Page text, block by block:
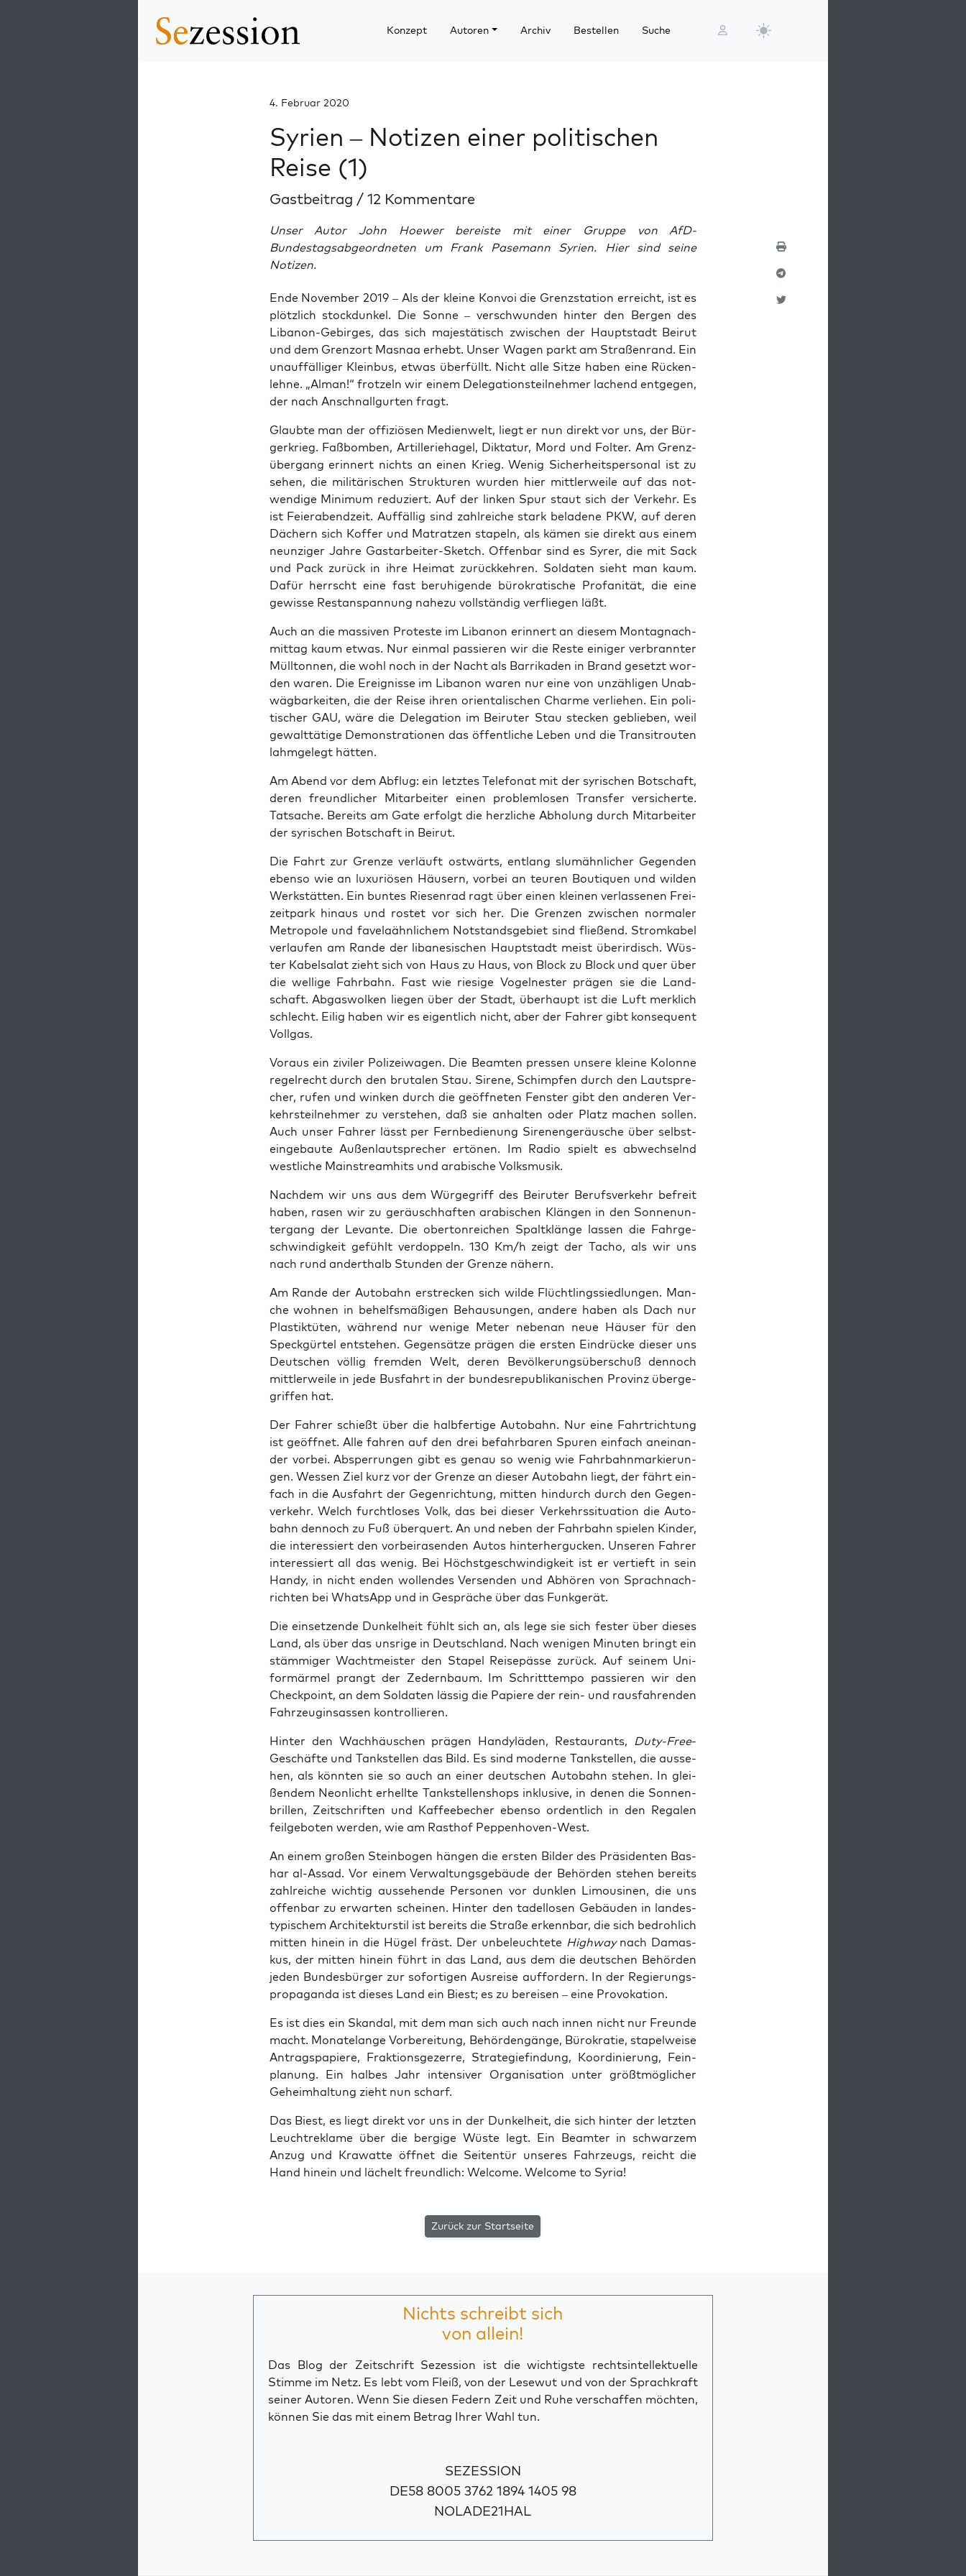
Konzept Autoren Archiv Bestellen Suche
4. Februar 2020
Syrien – Notizen einer politischen
Reise (1)
Gastbeitrag / 12 Kommentare
Unser Autor John Hoewer bereiste mit einer Gruppe von AfD-
Bundestagsabgeordneten um Frank Pasemann Syrien. Hier sind seine
Notizen.
Ende Novem­ber 2019 – Als der klei­ne Kon­voi die Grenz­sta­ti­on erreicht, ist es
plötz­lich stock­dun­kel. Die Son­ne – ver­schwun­den hin­ter den Ber­gen des
Liba­non-Gebir­ges, das sich majes­tä­tisch zwi­schen der Haupt­stadt Bei­rut
und dem Grenz­ort Mas­naa erhebt. Unser Wagen parkt am Stra­ßen­rand. Ein
unauf­fäl­li­ger Klein­bus, etwas über­füllt. Nicht alle Sit­ze haben eine Rücken­
leh­ne. „Alman!“ frot­zeln wir einem Dele­ga­ti­ons­teil­neh­mer lachend ent­ge­gen,
der nach Anschnall­gur­ten fragt.
Glaub­te man der offi­ziö­sen Medi­en­welt, liegt er nun direkt vor uns, der Bür­
ger­krieg. Faß­bom­ben, Artil­le­rie­ha­gel, Dik­ta­tur, Mord und Fol­ter. Am Grenz­
über­gang erin­nert nichts an einen Krieg. Wenig Sicher­heits­per­so­nal ist zu
sehen, die mili­tä­ri­schen Struk­tu­ren wur­den hier mitt­ler­wei­le auf das not­
wen­di­ge Mini­mum redu­ziert. Auf der lin­ken Spur staut sich der Ver­kehr. Es
ist Fei­er­abend­zeit. Auf­fäl­lig sind zahl­rei­che stark bela­de­ne PKW, auf deren
Dächern sich Kof­fer und Matrat­zen sta­peln, als kämen sie direkt aus einem
neun­zi­ger Jah­re Gast­ar­bei­ter-Sketch. Offen­bar sind es Syrer, die mit Sack
und Pack zurück in ihre Hei­mat zurück­keh­ren. Sol­da­ten sieht man kaum.
Dafür herrscht eine fast beru­hi­gen­de büro­kra­ti­sche Pro­fa­ni­tät, die eine
gewis­se Rest­an­span­nung nahe­zu voll­stän­dig ver­flie­gen läßt.
Auch an die mas­si­ven Pro­tes­te im Liba­non erin­nert an die­sem Mon­tag­nach­
mit­tag kaum etwas. Nur ein­mal pas­sie­ren wir die Res­te eini­ger ver­brann­ter
Müll­ton­nen, die wohl noch in der Nacht als Bar­ri­ka­den in Brand gesetzt wor­
den waren. Die Ereig­nis­se im Liba­non waren nur eine von unzäh­li­gen Unab­
wäg­bar­kei­ten, die der Rei­se ihren ori­en­ta­li­schen Charme ver­lie­hen. Ein poli­
ti­scher GAU, wäre die Dele­ga­ti­on im Bei­ru­ter Stau ste­cken geblie­ben, weil
gewalt­tä­ti­ge Demons­tra­tio­nen das öffent­li­che Leben und die Tran­sit­rou­ten
lahm­ge­legt hätten.
Am Abend vor dem Abflug: ein letz­tes Tele­fo­nat mit der syri­schen Bot­schaft,
deren freund­li­cher Mit­ar­bei­ter einen pro­blem­lo­sen Trans­fer ver­si­cher­te.
Tat­sa­che. Bereits am Gate erfolgt die herz­li­che Abho­lung durch Mit­ar­bei­ter
der syri­schen Bot­schaft in Beirut.
Die Fahrt zur Gren­ze ver­läuft ost­wärts, ent­lang slu­m­ähn­li­cher Gegen­den
eben­so wie an luxu­riö­sen Häu­sern, vor­bei an teu­ren Bou­ti­quen und wil­den
Werk­stät­ten. Ein bun­tes Rie­sen­rad ragt über einen klei­nen ver­las­se­nen Frei­
zeit­park hin­aus und ros­tet vor sich her. Die Gren­zen zwi­schen nor­ma­ler
Metro­po­le und fave­la­ähn­li­chem Not­stands­ge­biet sind flie­ßend. Strom­ka­bel
ver­lau­fen am Ran­de der liba­ne­si­schen Haupt­stadt meist über­ir­disch. Wüs­
ter Kabel­sa­lat zieht sich von Haus zu Haus, von Block zu Block und quer über
die wel­li­ge Fahr­bahn. Fast wie rie­si­ge Vogel­nes­ter prä­gen sie die Land­
schaft. Abgas­wol­ken lie­gen über der Stadt, über­haupt ist die Luft merk­lich
schlecht. Eilig haben wir es eigent­lich nicht, aber der Fah­rer gibt kon­se­quent
Vollgas.
Vor­aus ein zivi­ler Poli­zei­wa­gen. Die Beam­ten pres­sen unse­re klei­ne Kolon­ne
regel­recht durch den bru­ta­len Stau. Sire­ne, Schimp­fen durch den Laut­spre­
cher, rufen und win­ken durch die geöff­ne­ten Fens­ter gibt den ande­ren Ver­
kehrs­teil­neh­mer zu ver­ste­hen, daß sie anhal­ten oder Platz machen sol­len.
Auch unser Fah­rer lässt per Fern­be­die­nung Sire­nen­ge­räu­sche über selbst­
ein­ge­bau­te Außen­laut­spre­cher ertö­nen. Im Radio spielt es abwech­selnd
west­li­che Main­stream­hits und ara­bi­sche Volksmusik.
Nach­dem wir uns aus dem Wür­ge­griff des Bei­ru­ter Berufs­ver­kehr befreit
haben, rasen wir zu geräusch­haf­ten ara­bi­schen Klän­gen in den Son­nen­un­
ter­gang der Levan­te. Die ober­ton­rei­chen Spalt­klän­ge las­sen die Fahr­ge­
schwin­dig­keit gefühlt ver­dop­peln. 130 Km/h zeigt der Tacho, als wir uns
nach rund andert­halb Stun­den der Gren­ze nähern.
Am Ran­de der Auto­bahn erstre­cken sich wil­de Flücht­lings­sied­lun­gen. Man­
che woh­nen in behelfs­mä­ßi­gen Behau­sun­gen, ande­re haben als Dach nur
Plas­tik­tü­ten, wäh­rend nur weni­ge Meter neben­an neue Häu­ser für den
Speck­gür­tel ent­ste­hen. Gegen­sät­ze prä­gen die ers­ten Ein­drü­cke die­ser uns
Deut­schen völ­lig frem­den Welt, deren Bevöl­ke­rungs­über­schuß den­noch
mitt­ler­wei­le in jede Bus­fahrt in der bun­des­re­pu­bli­ka­ni­schen Pro­vinz über­ge­
grif­fen hat.
Der Fah­rer schießt über die halb­fer­ti­ge Auto­bahn. Nur eine Fahrt­rich­tung
ist geöff­net. Alle fah­ren auf den drei befahr­ba­ren Spu­ren ein­fach anein­an­
der vor­bei. Absper­run­gen gibt es genau so wenig wie Fahr­bahn­mar­kie­run­
gen. Wes­sen Ziel kurz vor der Gren­ze an die­ser Auto­bahn liegt, der fährt ein­
fach in die Aus­fahrt der Gegen­rich­tung, mit­ten hin­durch durch den Gegen­
ver­kehr. Welch furcht­lo­ses Volk, das bei die­ser Ver­kehrs­si­tua­ti­on die Auto­
bahn den­noch zu Fuß über­quert. An und neben der Fahr­bahn spie­len Kin­der,
die inter­es­siert den vor­bei­ra­sen­den Autos hin­ter­her­gu­cken. Unse­ren Fah­rer
inter­es­siert all das wenig. Bei Höchst­ge­schwin­dig­keit ist er ver­tieft in sein
Han­dy, in nicht enden wol­len­des Ver­sen­den und Abhö­ren von Sprach­nach­
rich­ten bei Whats­App und in Gesprä­che über das Funkgerät.
Die ein­set­zen­de Dun­kel­heit fühlt sich an, als lege sie sich fes­ter über die­ses
Land, als über das uns­ri­ge in Deutsch­land. Nach weni­gen Minu­ten bringt ein
stäm­mi­ger Wacht­meis­ter den Sta­pel Rei­se­päs­se zurück. Auf sei­nem Uni­
formär­mel prangt der Zedern­baum. Im Schritt­tem­po pas­sie­ren wir den
Check­point, an dem Sol­da­ten läs­sig die Papie­re der rein- und raus­fah­ren­den
Fahr­zeug­insas­sen kontrollieren.
Hin­ter den Wach­häus­chen prä­gen Han­dy­lä­den, Restau­rants, Duty-Free-
Geschäf­te und Tank­stel­len das Bild. Es sind moder­ne Tank­stel­len, die aus­se­
hen, als könn­ten sie so auch an einer deut­schen Auto­bahn ste­hen. In glei­
ßen­dem Neon­licht erhell­te Tank­stel­len­shops inklu­si­ve, in denen die Son­nen­
bril­len, Zeit­schrif­ten und Kaf­fee­be­cher eben­so ordent­lich in den Rega­len
feil­ge­bo­ten wer­den, wie am Rast­hof Peppenhoven-West.
An einem gro­ßen Stein­bo­gen hän­gen die ers­ten Bil­der des Prä­si­den­ten Bas­
har al-Assad. Vor einem Ver­wal­tungs­ge­bäu­de der Behör­den ste­hen bereits
zahl­rei­che wich­tig aus­se­hen­de Per­so­nen vor dunk­len Limou­si­nen, die uns
offen­bar zu erwar­ten schei­nen. Hin­ter den tadel­lo­sen Gebäu­den in lan­des­
ty­pi­schem Archi­tek­tur­stil ist bereits die Stra­ße erkenn­bar, die sich bedroh­lich
mit­ten hin­ein in die Hügel fräst. Der unbe­leuch­te­te High­waynach Damas­
kus, der mit­ten hin­ein führt in das Land, aus dem die deut­schen Behör­den
jeden Bun­des­bür­ger zur sofor­ti­gen Aus­rei­se auf­for­dern. In der Regie­rungs­
pro­pa­gan­da ist die­ses Land ein Biest; es zu berei­sen – eine Provokation.
Es ist dies ein Skan­dal, mit dem man sich auch nach innen nicht nur Freun­de
macht. Mona­te­lan­ge Vor­be­rei­tung, Behör­den­gän­ge, Büro­kra­tie, sta­pel­wei­se
Antrags­pa­pie­re, Frak­ti­ons­ge­zer­re, Stra­te­gie­fin­dung, Koor­di­nie­rung, Fein­
pla­nung. Ein hal­bes Jahr inten­si­ver Orga­ni­sa­ti­on unter größt­mög­li­cher
Geheim­hal­tung zieht nun scharf.
Das Biest, es liegt direkt vor uns in der Dun­kel­heit, die sich hin­ter der letz­ten
Leucht­re­kla­me über die ber­gi­ge Wüs­te legt. Ein Beam­ter in schwar­zem
Anzug und Kra­wat­te öff­net die Sei­ten­tür unse­res Fahr­zeugs, reicht die
Hand hin­ein und lächelt freund­lich: Wel­co­me. Wel­co­me to Syria!
Zurück zur Startseite
Nichts schreibt sich
von allein!
Das Blog der Zeitschrift Sezession ist die wichtigste rechtsintellektuelle
Stimme im Netz. Es lebt vom Fleiß, von der Lesewut und von der Sprachkraft
seiner Autoren. Wenn Sie diesen Federn Zeit und Ruhe verschaffen möchten,
können Sie das mit einem Betrag Ihrer Wahl tun.
SEZESSION
DE58 8005 3762 1894 1405 98
NOLADE21HAL